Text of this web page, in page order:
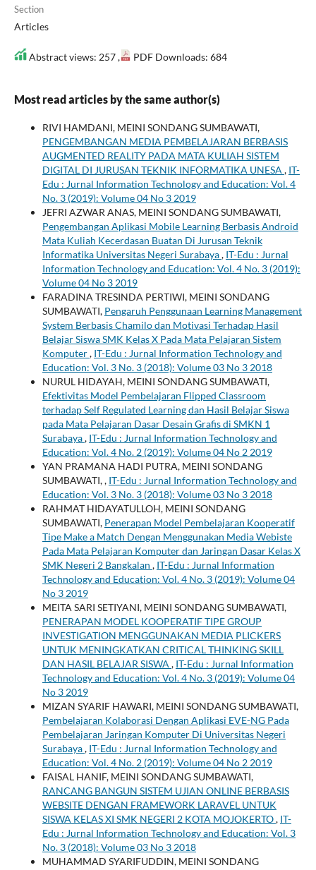
Section
Articles
Abstract views: 257 , PDF Downloads: 684
Most read articles by the same author(s)
RIVI HAMDANI, MEINI SONDANG SUMBAWATI,
PENGEMBANGAN MEDIA PEMBELAJARAN BERBASIS
AUGMENTED REALITY PADA MATA KULIAH SISTEM
DIGITAL DI JURUSAN TEKNIK INFORMATIKA UNESA , IT-
Edu : Jurnal Information Technology and Education: Vol. 4
No. 3 (2019): Volume 04 No 3 2019
JEFRI AZWAR ANAS, MEINI SONDANG SUMBAWATI,
Pengembangan Aplikasi Mobile Learning Berbasis Android
Mata Kuliah Kecerdasan Buatan Di Jurusan Teknik
Informatika Universitas Negeri Surabaya, IT-Edu : Jurnal
Information Technology and Education: Vol. 4 No. 3 (2019):
Volume 04 No 3 2019
FARADINA TRESINDA PERTIWI, MEINI SONDANG
SUMBAWATI, Pengaruh Penggunaan Learning Management
System Berbasis Chamilo dan Motivasi Terhadap Hasil
Belajar Siswa SMK Kelas X Pada Mata Pelajaran Sistem
Komputer, IT-Edu : Jurnal Information Technology and
Education: Vol. 3 No. 3 (2018): Volume 03 No 3 2018
NURUL HIDAYAH, MEINI SONDANG SUMBAWATI,
Efektivitas Model Pembelajaran Flipped Classroom
terhadap Self Regulated Learning dan Hasil Belajar Siswa
pada Mata Pelajaran Dasar Desain Grafis di SMKN 1
Surabaya, IT-Edu : Jurnal Information Technology and
Education: Vol. 4 No. 2 (2019): Volume 04 No 2 2019
YAN PRAMANA HADI PUTRA, MEINI SONDANG
SUMBAWATI,, IT-Edu : Jurnal Information Technology and
Education: Vol. 3 No. 3 (2018): Volume 03 No 3 2018
RAHMAT HIDAYATULLOH, MEINI SONDANG
SUMBAWATI, Penerapan Model Pembelajaran Kooperatif
Tipe Make a Match Dengan Menggunakan Media Webiste
Pada Mata Pelajaran Komputer dan Jaringan Dasar Kelas X
SMK Negeri 2 Bangkalan , IT-Edu : Jurnal Information
Technology and Education: Vol. 4 No. 3 (2019): Volume 04
No 3 2019
MEITA SARI SETIYANI, MEINI SONDANG SUMBAWATI,
PENERAPAN MODEL KOOPERATIF TIPE GROUP
INVESTIGATION MENGGUNAKAN MEDIA PLICKERS
UNTUK MENINGKATKAN CRITICAL THINKING SKILL
DAN HASIL BELAJAR SISWA , IT-Edu : Jurnal Information
Technology and Education: Vol. 4 No. 3 (2019): Volume 04
No 3 2019
MIZAN SYARIF HAWARI, MEINI SONDANG SUMBAWATI,
Pembelajaran Kolaborasi Dengan Aplikasi EVE-NG Pada
Pembelajaran Jaringan Komputer Di Universitas Negeri
Surabaya, IT-Edu : Jurnal Information Technology and
Education: Vol. 4 No. 2 (2019): Volume 04 No 2 2019
FAISAL HANIF, MEINI SONDANG SUMBAWATI,
RANCANG BANGUN SISTEM UJIAN ONLINE BERBASIS
WEBSITE DENGAN FRAMEWORK LARAVEL UNTUK
SISWA KELAS XI SMK NEGERI 2 KOTA MOJOKERTO, IT-
Edu : Jurnal Information Technology and Education: Vol. 3
No. 3 (2018): Volume 03 No 3 2018
MUHAMMAD SYARIFUDDIN, MEINI SONDANG